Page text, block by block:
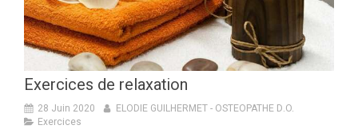
Exercices de relaxation
28 Juin 2020
ELODIE GUILHERMET - OSTEOPATHE D.O.
Exercices